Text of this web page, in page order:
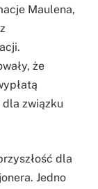
Maulena,
że
związku
dla
Jedno